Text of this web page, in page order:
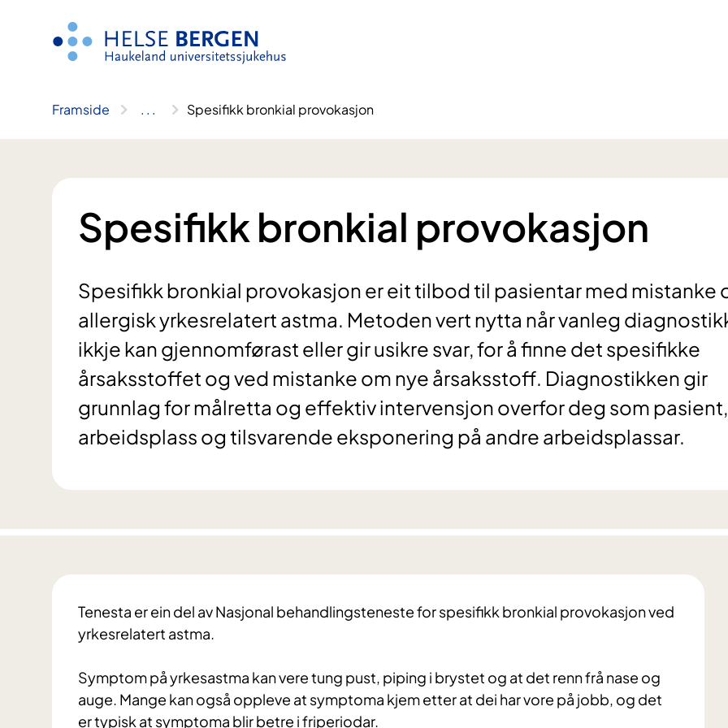
Framside .. . Spesifikk bronkial provokasjon
Spesifikk bronkial provokasjon
Spesifikk bronkial provokasjon er eit tilbod til pasientar med mistanke
allergisk yrkesrelatert astma. Metoden vert nytta når vanleg
ikkje kan gjennomførast eller gir usikre svar, for å finne det spesifikke
årsaksstoffet og ved mistanke om nye årsaksstoff. Diagnostikken gir
grunnlag for målretta og effektiv intervensjon overfor deg som
arbeidsplass og tilsvarende eksponering på andre arbeidsplassar.
Tenesta er ein del av Nasjonal behandlingsteneste for spesifikk bronkial provokasjon ved
yrkesrelatert astma.
Symptom på yrkesastma kan vere tung pust, piping i brystet og at det renn frå nase og
auge. Mange kan også oppleve at symptoma kjem etter at dei har vore på jobb, og det
er typisk at symptoma blir betre i friperiodar.